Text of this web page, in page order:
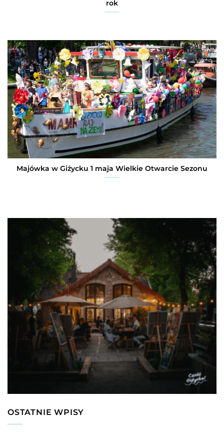
rok
Majówka w Giżycku 1 maja Wielkie Otwarcie Sezonu
OSTATNIE WPISY